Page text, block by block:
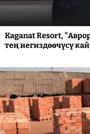
Kaganat Resort,
тең негиздөөчүсү